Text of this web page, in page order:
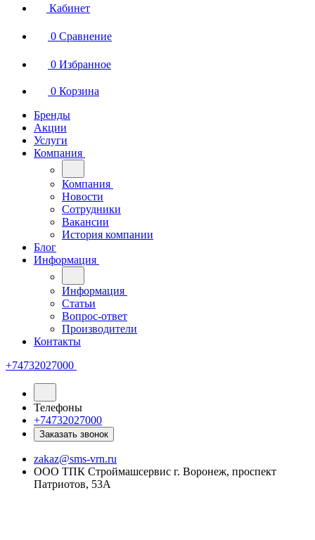
Кабинет
0 Сравнение
0 Избранное
0 Корзина
Бренды
Акции
Услуги
Компания
Компания
Новости
Сотрудники
Вакансии
История компании
Блог
Информация
Информация
Статьи
Вопрос-ответ
Производители
Контакты
+74732027000
Телефоны
+74732027000
Заказать звонок
zakaz@sms-vrn.ru
ООО ТПК Строймашсервис г. Воронеж, проспект
Патриотов, 53А